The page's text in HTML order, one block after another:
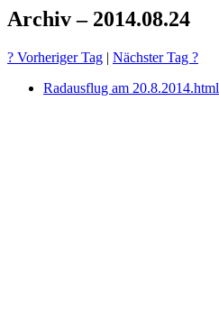
Archiv – 2014.08.24
? Vorheriger Tag | Nächster Tag ?
Radausflug am 20.8.2014.html